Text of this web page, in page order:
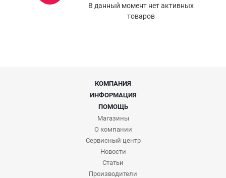
В данный момент нет активных
товаров
КОМПАНИЯ
ИНФОРМАЦИЯ
ПОМОЩЬ
Магазины
О компании
Сервисный центр
Новости
Статьи
Производители